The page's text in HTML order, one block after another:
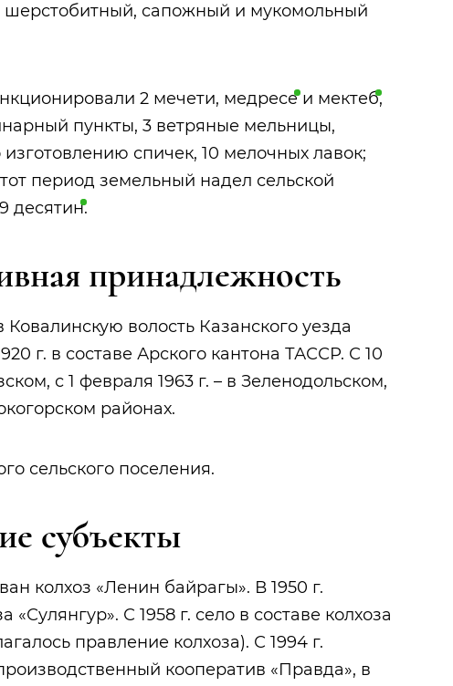
шерстобитный, сапожный и мукомольный
2 мечети, медресеи мектеб,
пункты, 3 ветряные мельницы,
спичек, 10 мелочных лавок;
период земельный надел сельской
десятин.
принадлежность
Ковалинскую волость Казанского уезда
г. в составе Арского кантона ТАССР. С 10
с 1 февраля 1963 г. – в Зеленодольском,
районах.
сельского поселения.
субъекты
колхоз «Ленин байрагы». В 1950 г.
«Сулянгур». С 1958 г. село в составе колхоза
правление колхоза). С 1994 г.
кооператив «Правда», в